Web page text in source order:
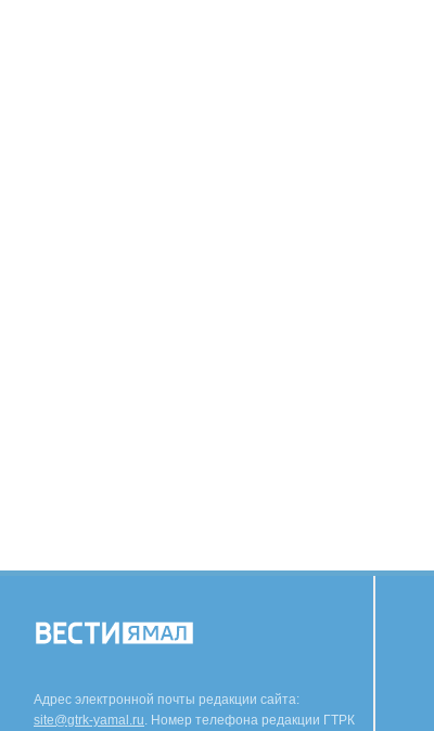
Адрес электронной почты редакции сайта:
site@gtrk-yamal.ru. Номер телефона редакции ГТРК